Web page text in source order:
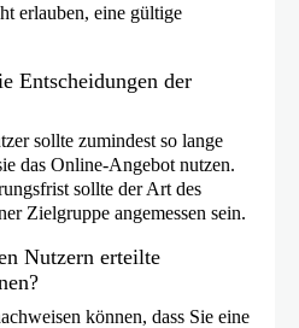
erlauben, eine gültige
Entscheidungen der
sollte zumindest so lange
das Online-Angebot nutzen.
sollte der Art des
Zielgruppe angemessen sein.
Nutzern erteilte
können, dass Sie eine